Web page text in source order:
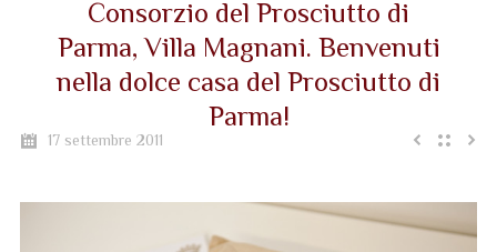
Consorzio del Prosciutto di
Parma, Villa Magnani. Benvenuti
nella dolce casa del Prosciutto di
Parma!
17 settembre 2011